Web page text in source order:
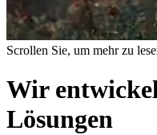
Scrollen Sie, um mehr zu
Wir
Lösungen